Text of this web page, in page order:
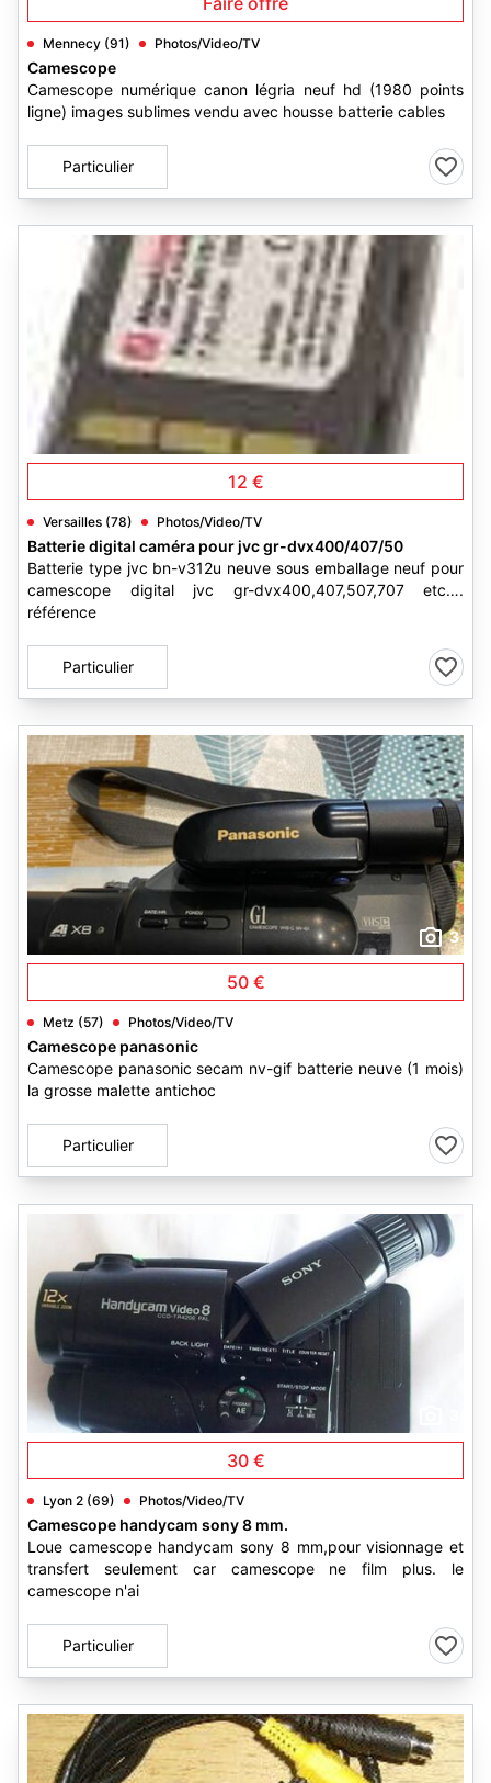
Mennecy (91) Photos/Video/TV
Camescope
Camescope numérique canon légria neuf hd (1980 points
ligne) images sublimes vendu avec housse batterie cables
Particulier
12 €
Versailles (78) Photos/Video/TV
Batterie digital caméra pour jvc gr-dvx400/407/50
Batterie type jvc bn-v312u neuve sous emballage neuf pour
camescope digital jvc gr-dvx400,407,507,707 etc….
référence
Particulier
3
50 €
Metz (57) Photos/Video/TV
Camescope panasonic
Camescope panasonic secam nv-gif batterie neuve (1 mois)
la grosse malette antichoc
Particulier
30 €
Lyon 2 (69) Photos/Video/TV
Camescope handycam sony 8 mm.
Loue camescope handycam sony 8 mm,pour visionnage et
transfert seulement car camescope ne film plus. le
camescope n'ai
Particulier